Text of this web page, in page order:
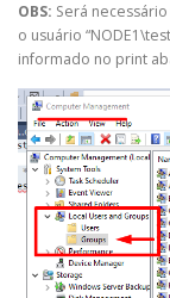
OBS: Será
o usuário
informado no print